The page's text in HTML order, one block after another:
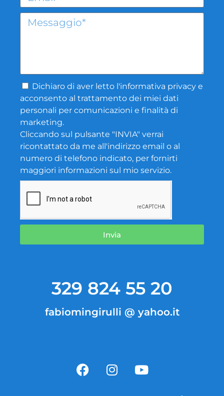
Dichiaro di aver letto l'informativa privacy e
acconsento al trattamento dei miei dati
personali per comunicazioni e finalità di
marketing.
Cliccando sul pulsante "INVIA" verrai
ricontattato da me all'indirizzo email o al
numero di telefono indicato, per fornirti
maggiori informazioni sul mio servizio.
Invia
329 824 55 20
fabiomingirulli @ yahoo.it